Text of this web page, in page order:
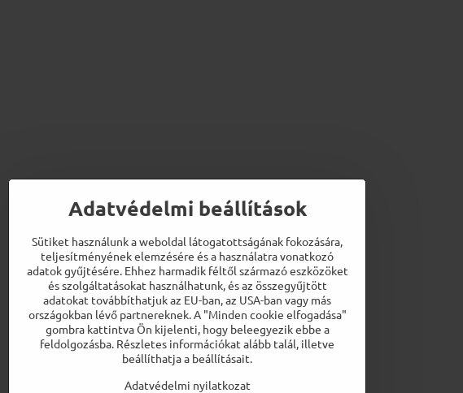
Adatvédelmi beállítások
Sütiket használunk a weboldal látogatottságának fokozására,
teljesítményének elemzésére és a használatra vonatkozó
adatok gyűjtésére. Ehhez harmadik féltől származó eszközöket
és szolgáltatásokat használhatunk, és az összegyűjtött
adatokat továbbíthatjuk az EU-ban, az USA-ban vagy más
országokban lévő partnereknek. A "Minden cookie elfogadása"
gombra kattintva Ön kijelenti, hogy beleegyezik ebbe a
feldolgozásba. Részletes információkat alább talál, illetve
beállíthatja a beállításait.
Adatvédelmi nyilatkozat